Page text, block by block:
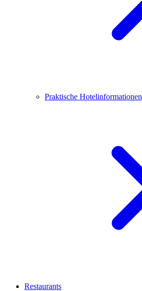
Praktische Hotelinformationen
Restaurants